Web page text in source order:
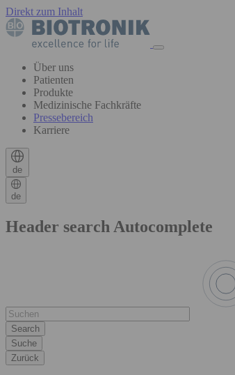
Direkt zum Inhalt
Über uns
Patienten
Produkte
Medizinische Fachkräfte
Pressebereich
Karriere
de
de
Header search Autocomplete
Suche
Zurück